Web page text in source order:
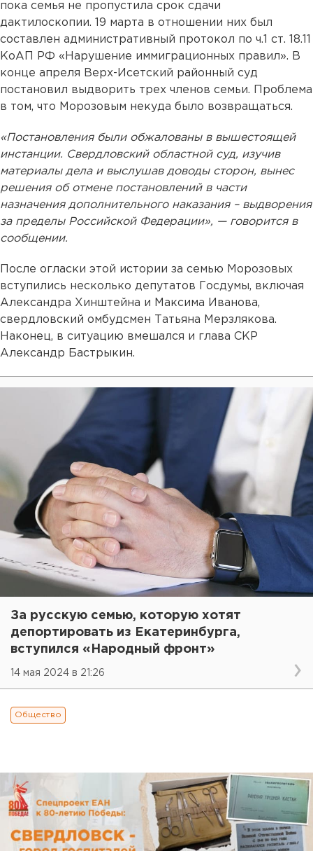
пока семья не пропустила срок сдачи
дактилоскопии. 19 марта в отношении них был
составлен административный протокол по ч.1 ст. 18.11
КоАП РФ «Нарушение иммиграционных правил». В
конце апреля Верх-Исетский районный суд
постановил выдворить трех членов семьи. Проблема
в том, что Морозовым некуда было возвращаться.
«Постановления были обжалованы в вышестоящей
инстанции. Свердловский областной суд, изучив
материалы дела и выслушав доводы сторон, вынес
решения об отмене постановлений в части
назначения дополнительного наказания – выдворения
за пределы Российской Федерации», — говорится в
сообщении.
После огласки этой истории за семью Морозовых
вступились несколько депутатов Госдумы, включая
Александра Хинштейна и Максима Иванова,
свердловский омбудсмен Татьяна Мерзлякова.
Наконец, в ситуацию вмешался и глава СКР
Александр Бастрыкин.
За русскую семью, которую хотят
депортировать из Екатеринбурга,
вступился «Народный фронт»
14 мая 2024 в 21:26
Общество